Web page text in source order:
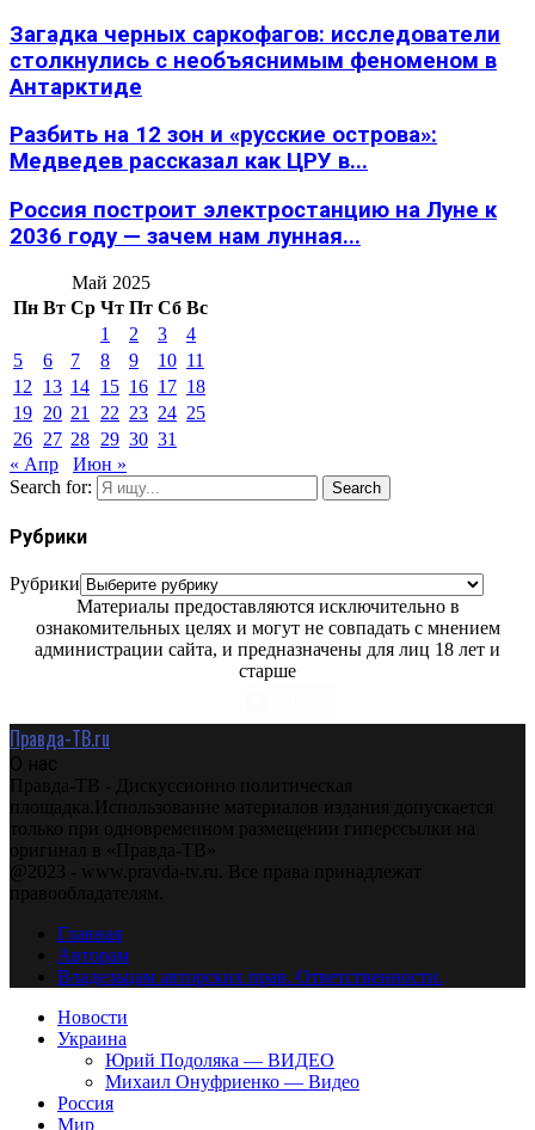
Загадка черных саркофагов: исследователи
столкнулись с необъяснимым феноменом в
Антарктиде
Разбить на 12 зон и «русские острова»:
Медведев рассказал как ЦРУ в...
Россия построит электростанцию на Луне к
2036 году — зачем нам лунная...
Май 2025
Пн Вт Ср Чт Пт Сб Вс
1
2 3
4
5
6 7 8 9 10 11
12
13 14 15 16 17 18
19 20 21 22 23 24 25
26 27 28 29 30 31
« Апр
Июн »
Search for:
Search
Рубрики
Рубрики
Материалы предоставляются исключительно в
ознакомительных целях и могут не совпадать с мнением
администрации сайта, и предназначены для лиц 18 лет и
старше
Правда-ТВ.ru
О нас
Правда-ТВ - Дискуссионно политическая
площадка.Использование материалов издания допускается
только при одновременном размещении гиперссылки на
оригинал в «Правда-ТВ»
@2023 - www.pravda-tv.ru. Все права принадлежат
правообладателям.
Главная
Авторам
Владельцам авторских прав. Ответственности.
Новости
Украина
Юрий Подоляка — ВИДЕО
Михаил Онуфриенко — Видео
Россия
Мир